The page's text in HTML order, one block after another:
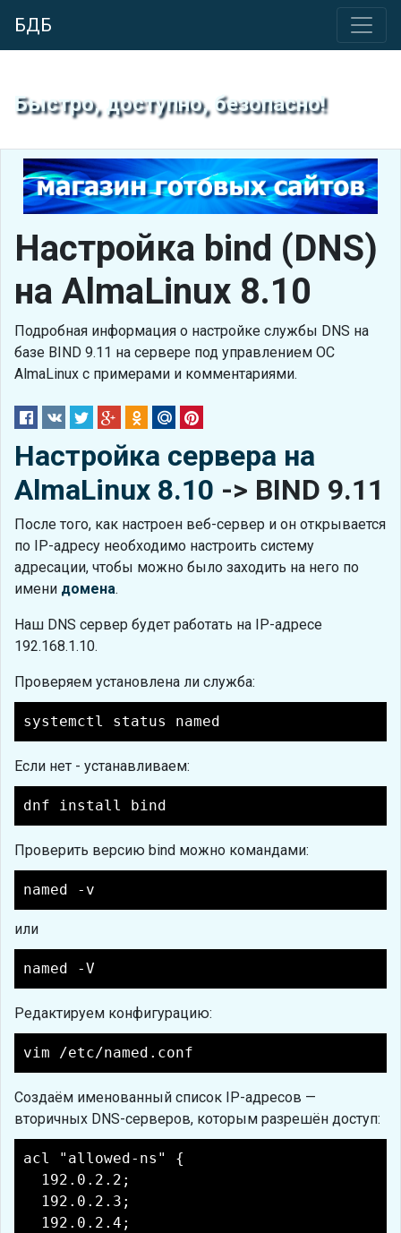
БДБ
Быстро, доступно, безопасно!
Настройка bind (DNS)
на AlmaLinux 8.10
Подробная информация о настройке службы DNS на
базе BIND 9.11 на сервере под управлением ОС
AlmaLinux с примерами и комментариями.
Настройка сервера на
AlmaLinux 8.10 -> BIND 9.11
После того, как настроен веб-сервер и он открывается
по IP-адресу необходимо настроить систему
адресации, чтобы можно было заходить на него по
имени домена.
Наш DNS сервер будет работать на IP-адресе
192.168.1.10.
Проверяем установлена ли служба:
systemctl status named
Если нет - устанавливаем:
dnf install bind
Проверить версию bind можно командами:
named -v
или
named -V
Редактируем конфигурацию:
vim /etc/named.conf
Создаём именованный список IP-адресов —
вторичных DNS-серверов, которым разрешён доступ:
acl "allowed-ns" {
192.0.2.2;
192.0.2.3;
192.0.2.4;